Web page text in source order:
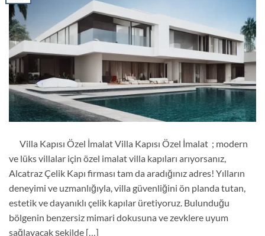
Villa Kapısı Özel İmalat Villa Kapısı Özel İmalat ; modern
ve lüks villalar için özel imalat villa kapıları arıyorsanız,
Alcatraz Çelik Kapı firması tam da aradığınız adres! Yılların
deneyimi ve uzmanlığıyla, villa güvenliğini ön planda tutan,
estetik ve dayanıklı çelik kapılar üretiyoruz. Bulunduğu
bölgenin benzersiz mimari dokusuna ve zevklere uyum
sağlayacak şekilde […]